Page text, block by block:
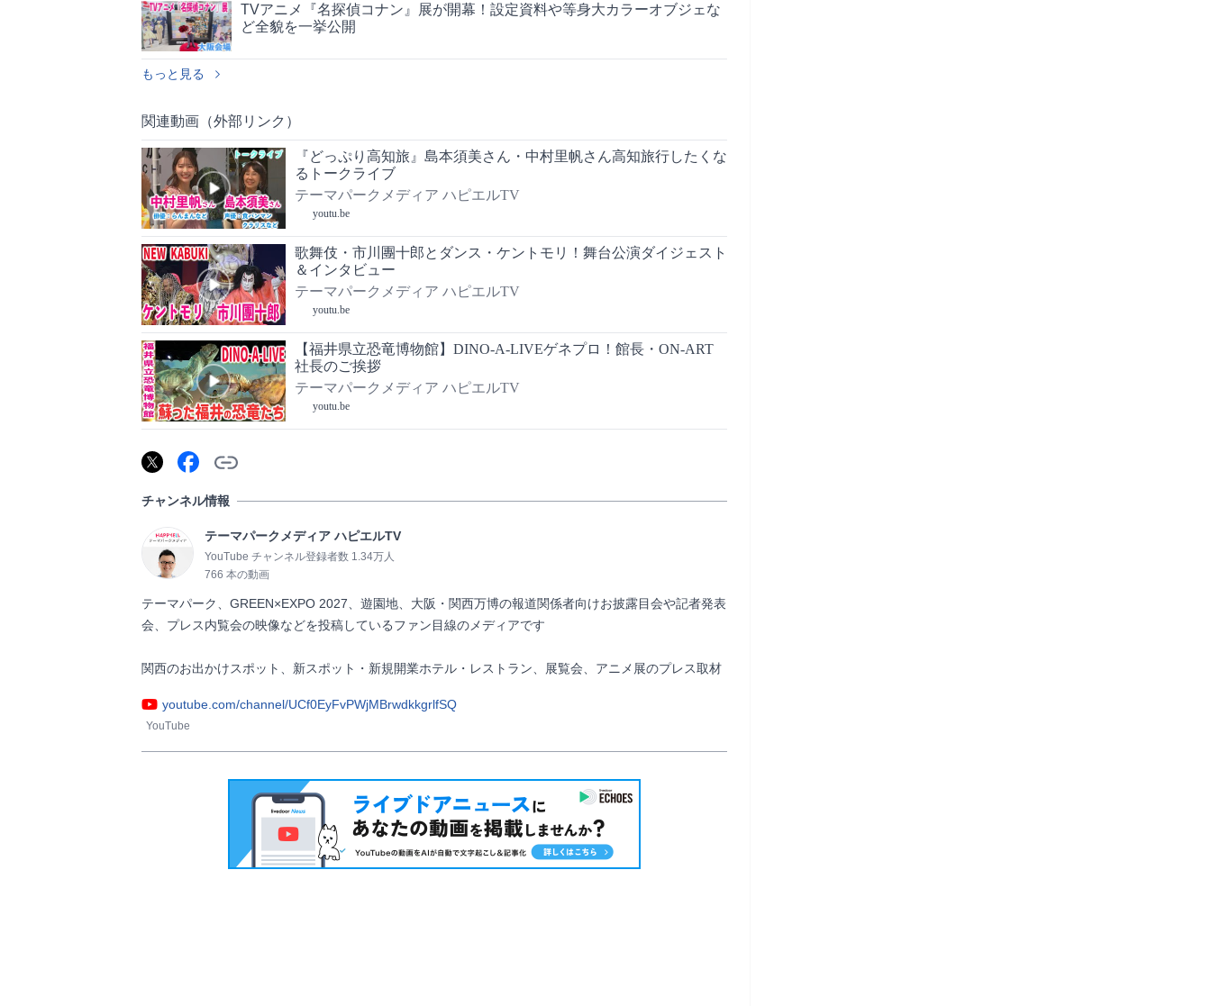
TVアニメ『名探偵コナン』展が開幕！設定資料や等身大カラーオブジェな
ど全貌を一挙公開
もっと見る
関連動画（外部リンク）
『どっぷり高知旅』島本須美さん・中村里帆さん高知旅行したくな
るトークライブ
テーマパークメディア ハピエルTV
youtu.be
歌舞伎・市川團十郎とダンス・ケントモリ！舞台公演ダイジェスト
＆インタビュー
テーマパークメディア ハピエルTV
youtu.be
【福井県立恐竜博物館】DINO-A-LIVEゲネプロ！館長・ON-ART
社長のご挨拶
テーマパークメディア ハピエルTV
youtu.be
チャンネル情報
テーマパークメディア ハピエルTV
YouTube チャンネル登録者数 1.34万人
766 本の動画
テーマパーク、GREEN×EXPO 2027、遊園地、大阪・関西万博の報道関係者向けお披露目会や記者発表
会、プレス内覧会の映像などを投稿しているファン目線のメディアです
youtube.com/channel/UCf0EyFvPWjMBrwdkkgrlfSQ
YouTube